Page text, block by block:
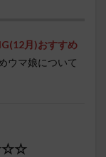
月)おすすめ
ウマ娘について